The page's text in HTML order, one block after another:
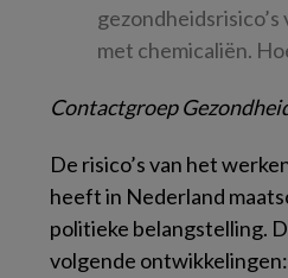
met chemicaliën.
Contactgroep
De risico’s van het
heeft in Nederland
politieke belangstelling.
volgende